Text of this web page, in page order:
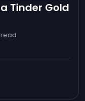
Tinder Gold